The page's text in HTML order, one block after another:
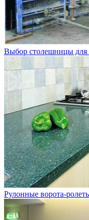
Выбор столешницы для
Рулонные ворота-